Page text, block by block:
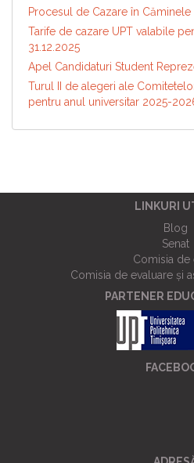
Procesul de Cazare în Căminele
Tarife de cazare UPT valabile
31.12.2025
Apel Candidaturi Student
Turul II de alegeri ale
pentru anul universitar 2025-
LINKURI
Blog
Senat
Comisia de
Comisia de evaluare și
PARTENER